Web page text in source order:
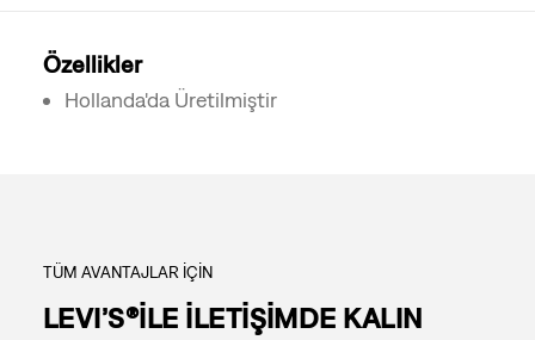
Özellikler
Hollanda'da Üretilmiştir
TÜM AVANTAJLAR İÇİN
LEVI’S®İLE İLETİŞİMDE KALIN